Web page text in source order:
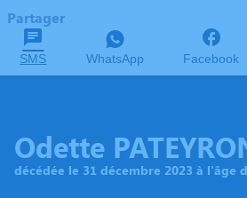
Partager
SMS WhatsApp Facebook
Odette
décédée le 31 décembre 2023 à l'âge